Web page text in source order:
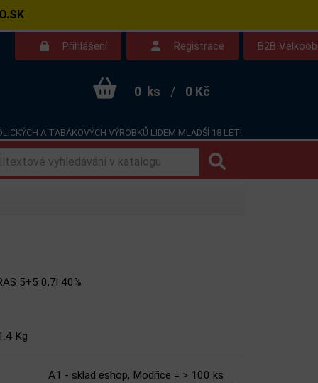
Přihlášení Registrace B2B
0 ks / 0 Kč
A TABÁKOVÝCH VÝROBKŮ LIDEM MLADŠÍ 18 LET!
Dotazy
5+5 0,7l 40%
Kg
A1 - sklad eshop, Modřice = > 100 ks